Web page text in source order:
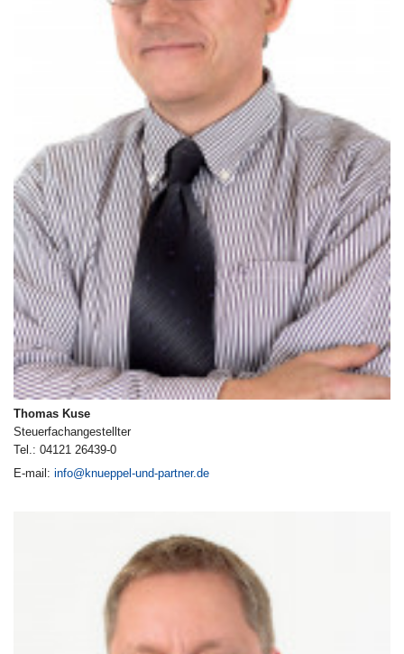
Thomas Kuse
Steuerfachangestellter
Tel.: 04121 26439-0
E-mail: info@knueppel-und-partner.de